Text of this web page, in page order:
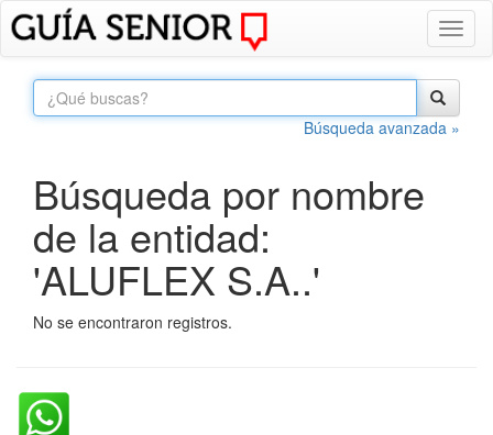
Búsqueda avanzada »
Búsqueda por nombre
de la entidad:
'ALUFLEX S.A..'
No se encontraron registros.